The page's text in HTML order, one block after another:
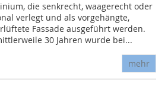
die senkrecht, waagerecht oder
verlegt und als vorgehängte,
Fassade ausgeführt werden.
30 Jahren wurde bei...
mehr